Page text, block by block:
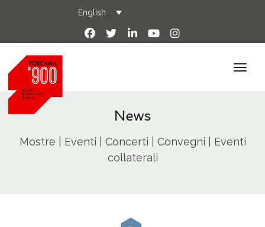
English
News
Mostre | Eventi | Concerti | Convegni | Eventi
collaterali